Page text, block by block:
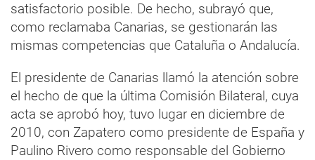
satisfactorio posible. De hecho, subrayó que,
como reclamaba Canarias, se gestionarán las
mismas competencias que Cataluña o Andalucía.
El presidente de Canarias llamó la atención sobre
el hecho de que la última Comisión Bilateral, cuya
acta se aprobó hoy, tuvo lugar en diciembre de
2010, con Zapatero como presidente de España y
Paulino Rivero como responsable del Gobierno